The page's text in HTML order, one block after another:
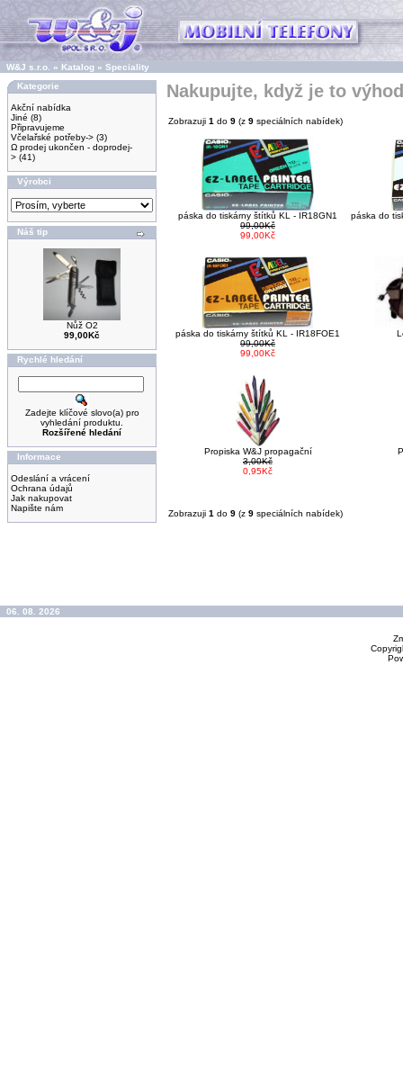
W&J s.r.o. » Katalog » Speciality
Kategorie
Akční nabídka
Jiné (8)
Připravujeme
Včelařské potřeby-> (3)
Ω prodej ukončen - doprodej-
> (41)
Výrobci
Náš tip
Nůž O2
99,00Kč
Rychlé hledání
Zadejte klíčové slovo(a) pro
vyhledání produktu.
Rozšířené hledání
Informace
Odeslání a vrácení
Ochrana údajů
Jak nakupovat
Napište nám
Nakupujte, když je to
Zobrazuji 1 do 9 (z 9 speciálních nabídek)
páska do tiskárny štítků KL - IR18GN1
99,00Kč
99,00Kč
páska do
páska do tiskárny štítků KL - IR18FOE1
99,00Kč
99,00Kč
Propiska W&J propagační
3,00Kč
0,95Kč
Zobrazuji 1 do 9 (z 9 speciálních nabídek)
06. 08. 2026